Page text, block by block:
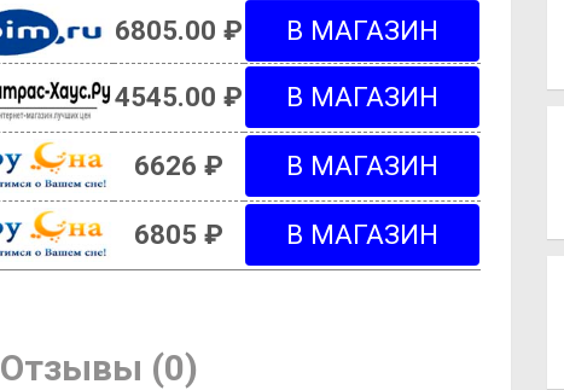
6805.00 ₽
4545.00 ₽
6626 ₽
6805 ₽
Отзывы (0)